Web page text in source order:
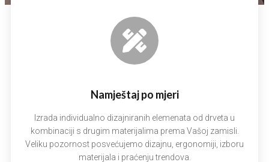
Namještaj po mjeri
Izrada individualno dizajniranih elemenata od drveta u
kombinaciji s drugim materijalima prema Vašoj zamisli.
Veliku pozornost posvećujemo dizajnu, ergonomiji, izboru
materijala i praćenju trendova.